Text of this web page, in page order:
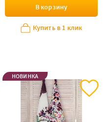
В корзину
Купить в 1 клик
НОВИНКА